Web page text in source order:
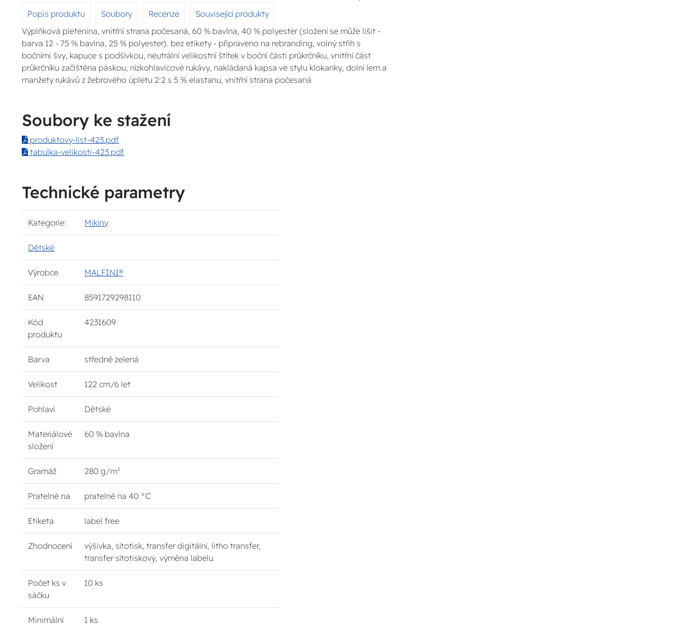
Popis produktu
Soubory Recenze
Související produkty
Výplňková pletenina, vnitřní strana počesaná, 60 % bavlna, 40 % polyester (složení se může lišit -
barva 12 - 75 % bavlna, 25 % polyester). bez etikety - připraveno na rebranding, volný střih s
bočními švy, kapuce s podšívkou, neutrální velikostní štítek v boční části průkrčníku, vnitřní část
průkrčníku začištěna páskou, nízkohlavicové rukávy, nakládaná kapsa ve stylu klokanky, dolní lem a
manžety rukávů z žebrového úpletu 2:2 s 5 % elastanu, vnitřní strana počesaná
Soubory ke stažení
produktovy-list-423.pdf
tabulka-velikosti-423.pdf
Technické parametry
Kategorie: Mikiny
Dětské
Výrobce MALFINI®
EAN 8591729298110
Kód
produktu
4231609
Barva středně zelená
Velikost 122 cm/6 let
Pohlaví Dětské
Materiálové
složení
60 % bavlna
Gramáž 280 g/m²
Pratelné na pratelné na 40 °C
Etiketa label free
Zhodnocení
výšivka, sítotisk, transfer digitální, litho transfer,
transfer sítotiskový, výměna labelu
Počet ks v
sáčku
10 ks
Minimální
1 ks